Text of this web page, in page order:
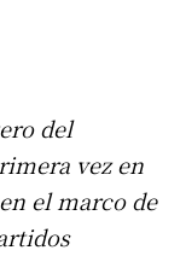
del
vez en
el marco de